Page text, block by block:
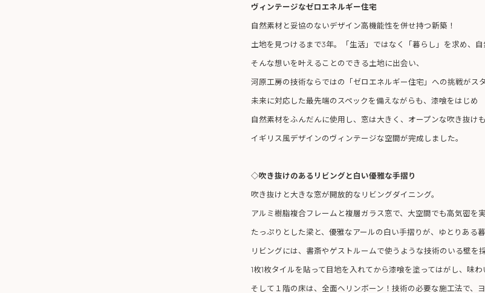
ヴィンテージなゼロエネルギー住宅
自然素材と妥協のないデザイン高機能性を併せ持つ新築！
土地を見つけるまで3年。「生活」ではなく「暮らし」を求め、
そんな想いを叶えることのできる土地に出会い、
河原工房の技術ならではの「ゼロエネルギー住宅」への挑戦がス
未来に対応した最先端のスペックを備えながらも、漆喰をはじめ
自然素材をふんだんに使用し、窓は大きく、オープンな吹き抜け
イギリス風デザインのヴィンテージな空間が完成しました。
◇吹き抜けのあるリビングと白い優雅な手摺り
吹き抜けと大きな窓が開放的なリビングダイニング。
アルミ樹脂複合フレームと複層ガラス窓で、大空間でも高気密を実
たっぷりとした梁と、優雅なアールの白い手摺りが、ゆとりある暮
リビングには、書斎やゲストルームで使うような技術のいる壁を採
1枚1枚タイルを貼って目地を入れてから漆喰を塗ってはがし、味わ
そして１階の床は、全面ヘリンボーン！技術の必要な施工法で、